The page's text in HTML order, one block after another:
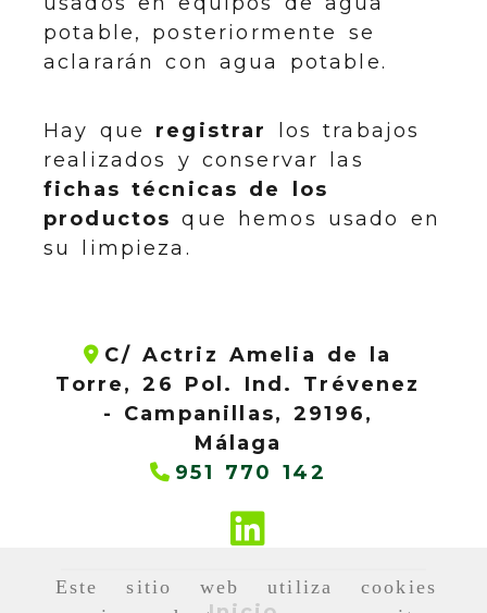
Este sitio web utiliza cookies
potable, posteriormente se
aclararán con agua potable.
Hay que registrar
los trabajos
realizados y conservar las
fichas técnicas de los
productos que hemos usado en
su limpieza.
C/ Actriz Amelia de la
Torre, 26 Pol. Ind. Trévenez
- Campanillas,29196,
Málaga
951 770 142